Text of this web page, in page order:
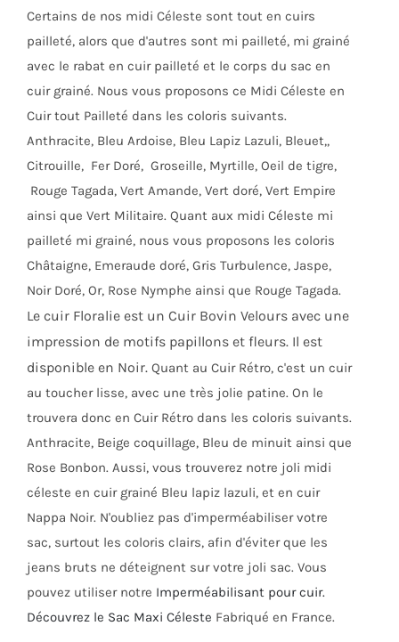
Certains de nos midi Céleste sont tout en cuirs
pailleté, alors que d'autres sont mi pailleté, mi grainé
avec le rabat en cuir pailleté et le corps du sac en
cuir grainé. Nous vous proposons ce Midi Céleste en
Cuir tout Pailleté dans les coloris suivants.
Anthracite, Bleu Ardoise, Bleu Lapiz Lazuli, Bleuet,,
Citrouille, Fer Doré, Groseille, Myrtille, Oeil de tigre,
Rouge Tagada, Vert Amande, Vert doré, Vert Empire
ainsi que Vert Militaire. Quant aux midi Céleste mi
pailleté mi grainé, nous vous proposons les coloris
Châtaigne, Emeraude doré, Gris Turbulence, Jaspe,
Noir Doré, Or, Rose Nymphe ainsi que Rouge Tagada.
Le cuir Floralie est un Cuir Bovin Velours avec une
impression de motifs papillons et fleurs. Il est
disponible en Noir. Quant au Cuir Rétro, c'est un cuir
au toucher lisse, avec une très jolie patine. On le
trouvera donc en Cuir Rétro dans les coloris suivants.
Anthracite, Beige coquillage, Bleu de minuit ainsi que
Rose Bonbon. Aussi, vous trouverez notre joli midi
céleste en cuir grainé Bleu lapiz lazuli, et en cuir
Nappa Noir. N'oubliez pas d'imperméabiliser votre
sac, surtout les coloris clairs, afin d'éviter que les
jeans bruts ne déteignent sur votre joli sac. Vous
pouvez utiliser notre Imperméabilisant pour cuir.
Découvrez le Sac Maxi Céleste Fabriqué en France.